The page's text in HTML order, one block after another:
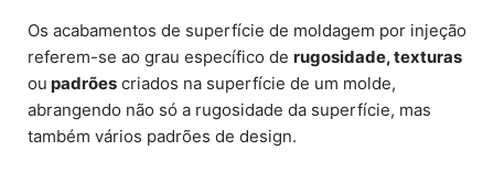
Os acabamentos de superfície de moldagem por injeção
referem-se ao grau específico de rugosidade, texturas
ou padrões criados na superfície de um molde,
abrangendo não só a rugosidade da superfície, mas
também vários padrões de design.